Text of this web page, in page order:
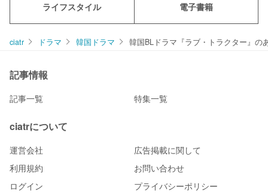
ライフスタイル 電子書籍
ciatr ドラマ 韓国ドラマ 韓国BLドラマ『ラブ・トラクター』の
記事情報
記事一覧 特集一覧
ciatrについて
運営会社
広告掲載に関して
利用規約
お問い合わせ
ログイン
プライバシーポリシー